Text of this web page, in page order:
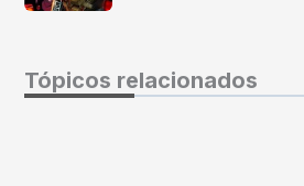
Tópicos relacionados